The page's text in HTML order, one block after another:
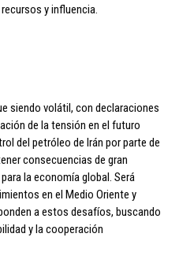
y influencia.
siendo volátil, con declaraciones
de la tensión en el futuro
del petróleo de Irán por parte de
consecuencias de gran
la economía global. Será
en el Medio Oriente y
a estos desafíos, buscando
y la cooperación